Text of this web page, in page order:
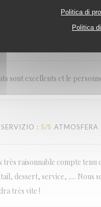
Politica di
Politica
sont excellents et le
SERVIZIO : 5/5 ATMOSFERA
raisonnable compte tenu
dessert, service, ..... Nous
très vite !